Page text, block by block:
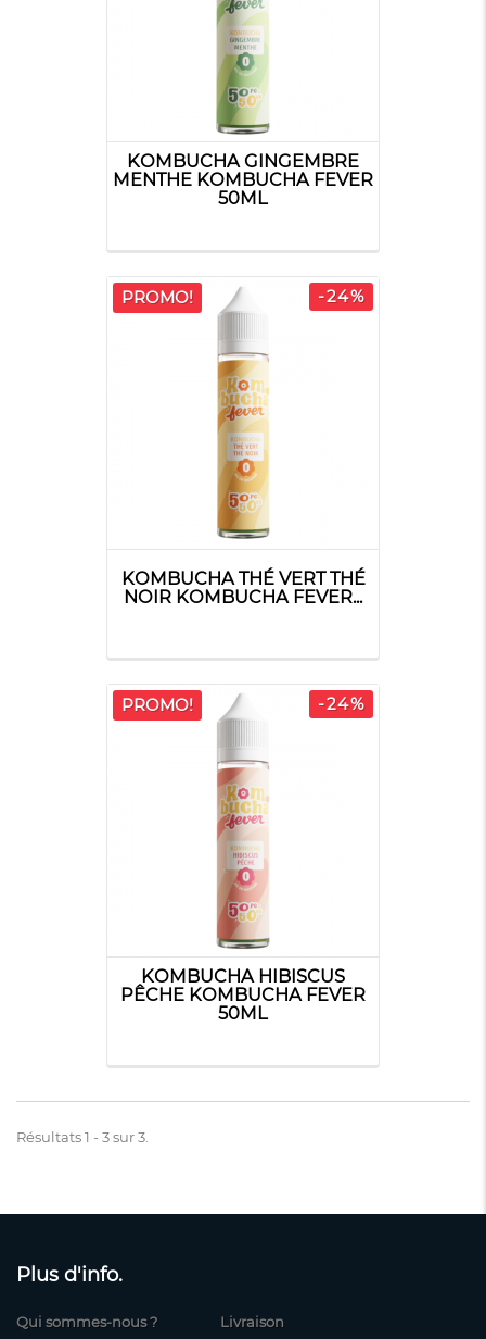
KOMBUCHA GINGEMBRE
MENTHE KOMBUCHA FEVER
50ML
PROMO! -24%
KOMBUCHA THÉ VERT THÉ
NOIR KOMBUCHA FEVER...
PROMO! -24%
KOMBUCHA HIBISCUS
PÊCHE KOMBUCHA FEVER
50ML
Résultats 1 - 3 sur 3.
Plus d'info.
Qui sommes-nous ?
Livraison